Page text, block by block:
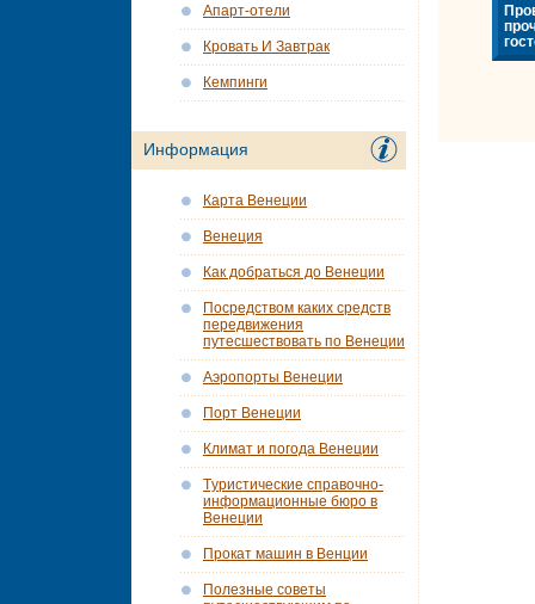
Апарт-отели
Кровать И Завтрак
Кемпинги
Информация
Карта Венеции
Венеция
Как добраться до Венеции
Посредством каких средств
передвижения
путесшествовать по Венеции
Аэропорты Венеции
Порт Венеции
Климат и погода Венеции
Tуристические справочно-
информационные бюро в
Венеции
Прокат машин в Венции
Полезные советы